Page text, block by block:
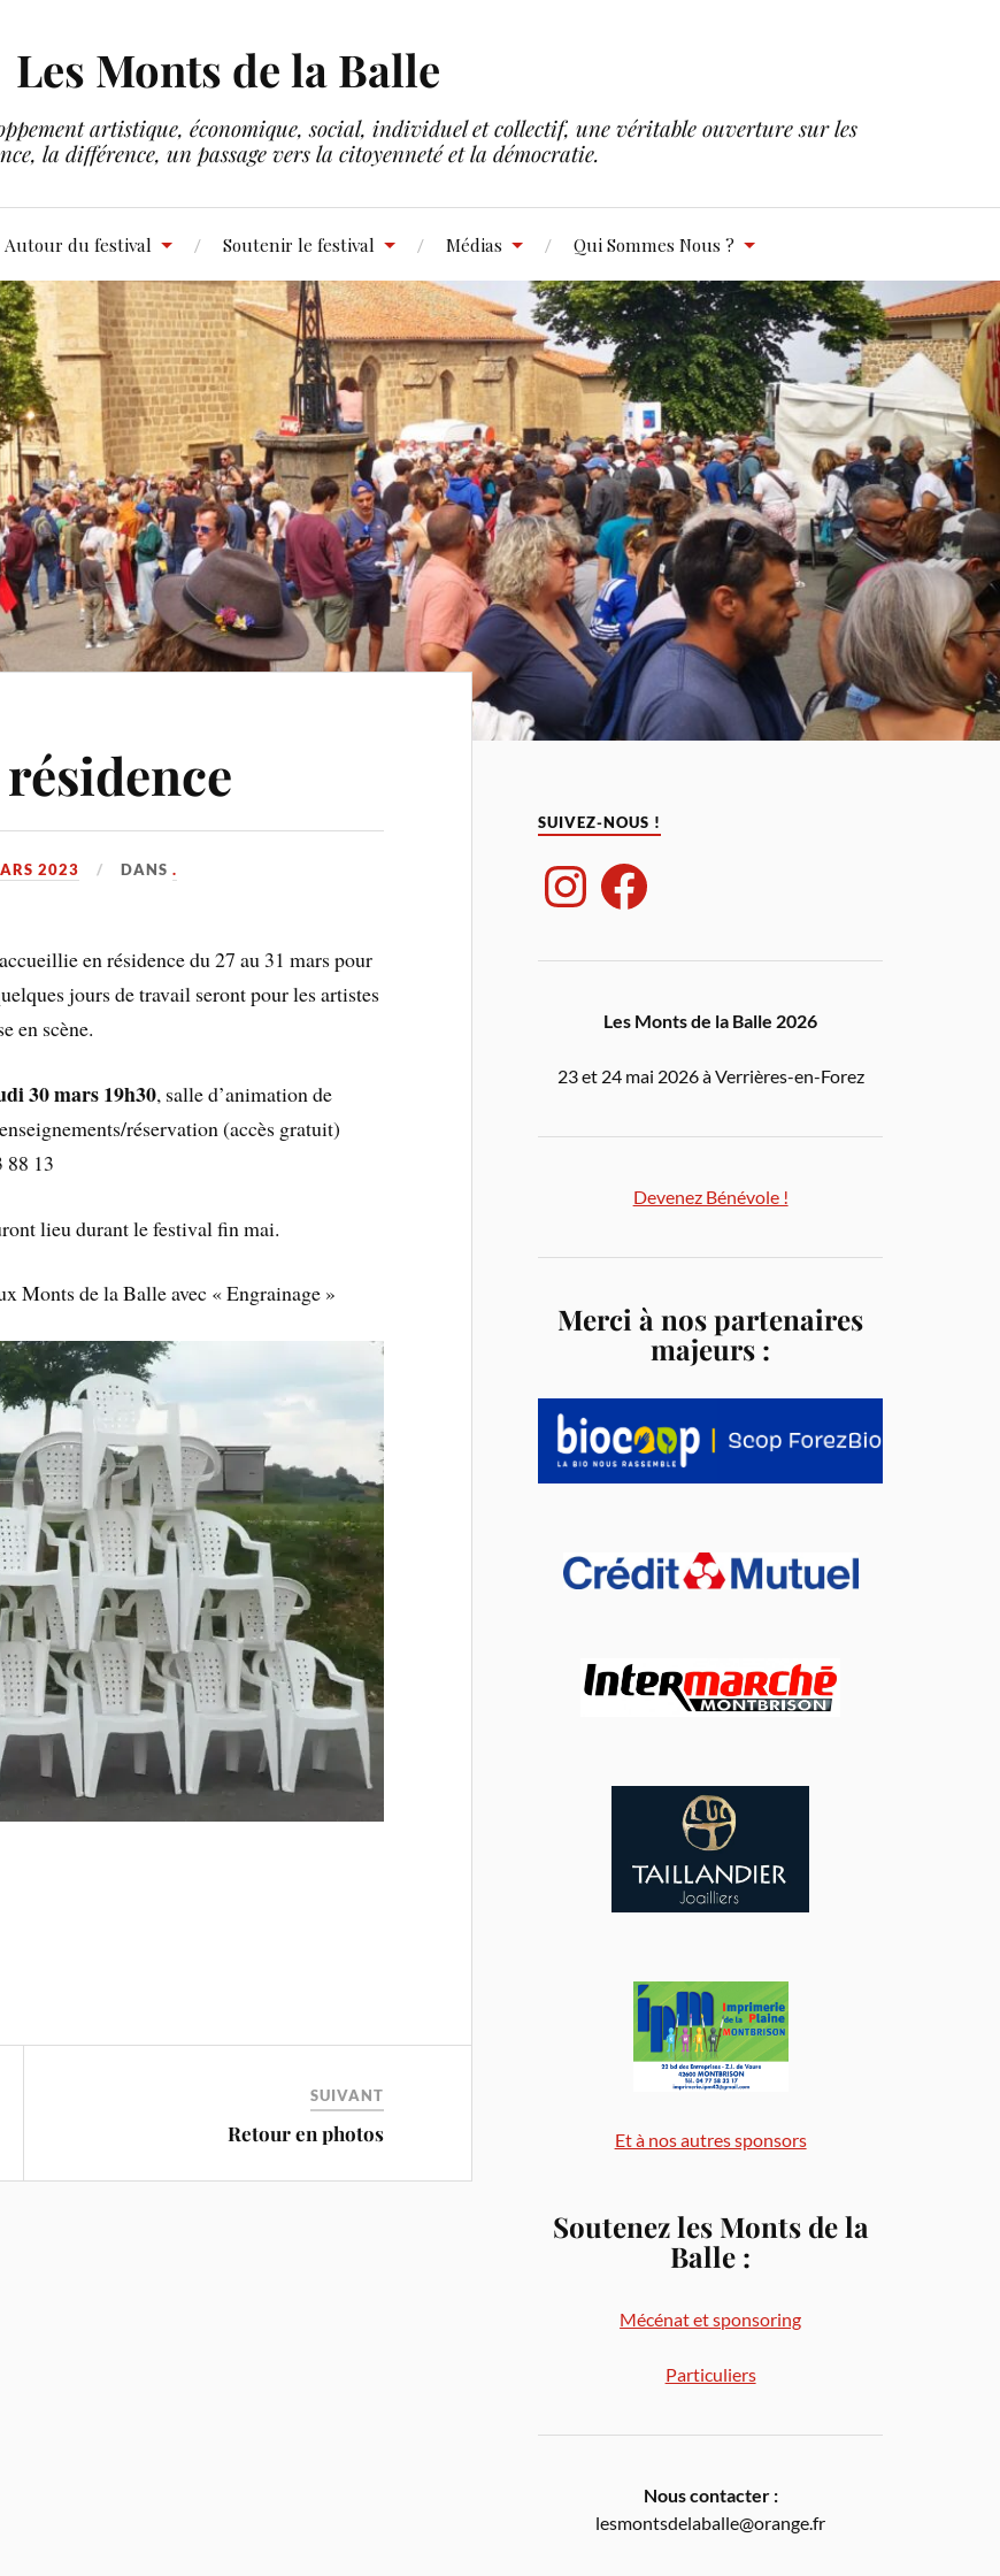
Les Monts de la Balle
artistique, économique, social, individuel et collectif, une véritable ouverture sur les
la différence, un passage vers la citoyenneté et la démocratie.
Autour du festival Soutenir le festival Médias Qui Sommes Nous ?
2023 DANS.
en résidence du 27 au 31 mars pour
jours de travail seront pour les artistes
en scène.
30 mars 19h30, salle d’animation de
réservation (accès gratuit)
13
lieu durant le festival fin mai.
Monts de la Balle avec « Engrainage »
SUIVANT
Retour en photos
SUIVEZ-NOUS !
Les Monts de la Balle 2026
23 et 24 mai 2026 à Verrières-en-Forez
Devenez Bénévole !
Merci à nos partenaires
majeurs :
Et à nos autres sponsors
Soutenez les Monts de la
Balle :
Mécénat et sponsoring
Particuliers
Nous contacter :
lesmontsdelaballe@orange.fr